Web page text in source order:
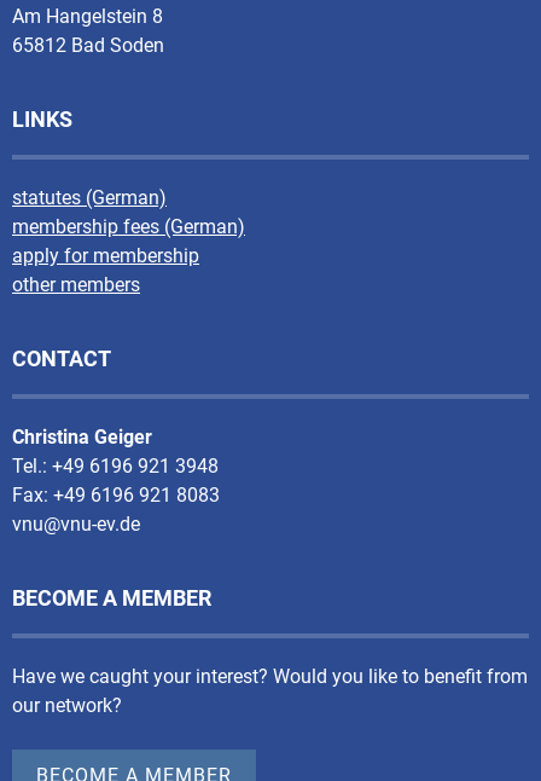
Am Hangelstein 8
65812 Bad Soden
LINKS
statutes (German)
membership fees (German)
apply for membership
other members
CONTACT
Christina Geiger
Tel.: +49 6196 921 3948
Fax: +49 6196 921 8083
vnu@vnu-ev.de
BECOME A MEMBER
Have we caught your interest? Would you like to benefit from
our network?
BECOME A MEMBER